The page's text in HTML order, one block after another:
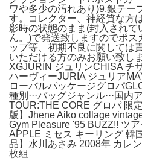
ワや多少の汚れあり)9.銀テー
す。コレクター、神経質な方
影時の状態のまま(封入され
ん。)で発送致しますのでポ
ップ等、初期不良に関しては
いただける方のみお願い致し
XGJURIN ジュリンCHISA チ
ハーヴィーJURIA ジュリア
ローバルパッケージグロパ
種別···バッグジャンル···国
TOUR:THE CORE グロパ 限
版】Jhene Aiko collage
Gym Pleasure '95 BUZZ!! ツ
APPLE ミセス キーリング 韓
品】水川あさみ 2008年 カレ
枚組